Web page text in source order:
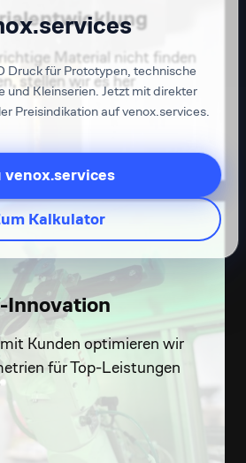
Material nicht finden
stellen wir es her
Innovation
Kunden optimieren wir
für Top-Leistungen
Druck für Prototypen, technische
und Kleinserien. Jetzt mit direkter
Preisindikation auf venox.services.
venox.services
Kalkulator